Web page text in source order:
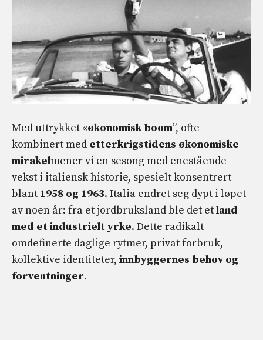
Med uttrykket «økonomisk boom”, ofte
kombinert med etterkrigstidens økonomiske
mirakelmener vi en sesong med enestående
vekst i italiensk historie, spesielt konsentrert
blant 1958 og 1963. Italia endret seg dypt i løpet
av noen år: fra et jordbruksland ble det etland
med et industrielt yrke. Dette radikalt
omdefinerte daglige rytmer, privat forbruk,
kollektive identiteter, innbyggernes behov og
forventninger.